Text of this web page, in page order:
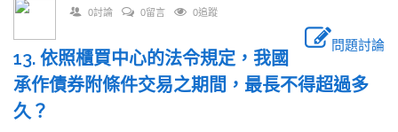
0討論 0留言 0追蹤
問題討論
13. 依照櫃買中心的法令規定，我國
承作債券附條件交易之期間，最長不得超過多
久？